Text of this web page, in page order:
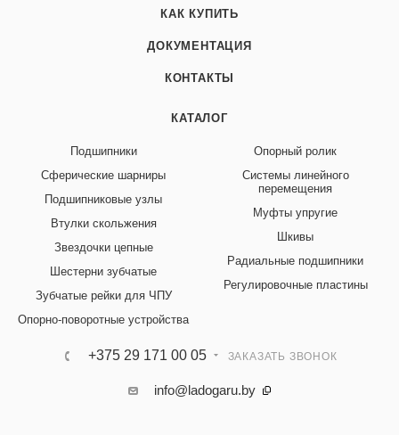
КАК КУПИТЬ
ДОКУМЕНТАЦИЯ
КОНТАКТЫ
КАТАЛОГ
Подшипники
Сферические шарниры
Подшипниковые узлы
Втулки скольжения
Звездочки цепные
Шестерни зубчатые
Зубчатые рейки для ЧПУ
Опорно-поворотные устройства
Опорный ролик
Системы линейного
перемещения
Муфты упругие
Шкивы
Радиальные подшипники
Регулировочные пластины
+375 29 171 00 05 ЗАКАЗАТЬ ЗВОНОК
info@ladogaru.by